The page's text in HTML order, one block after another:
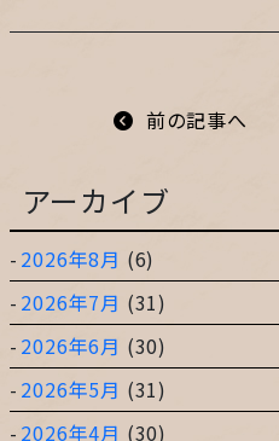
片田舎の小さなカ
前の記事へ
アーカイブ
2026年8月 (6)
2026年7月 (31)
2026年6月 (30)
2026年5月 (31)
2026年4月 (30)